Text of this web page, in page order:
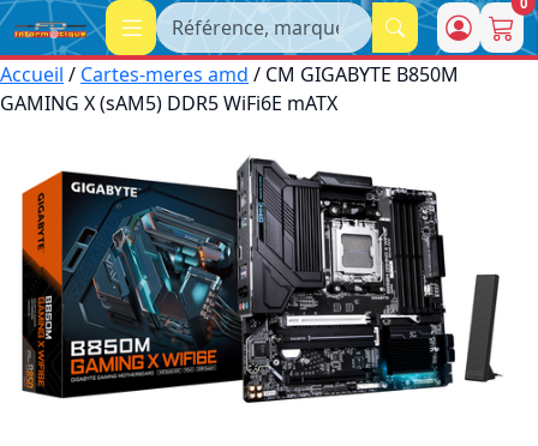
Recherche
Accueil / Cartes-meres amd / CM GIGABYTE B850M
GAMING X (sAM5) DDR5 WiFi6E mATX